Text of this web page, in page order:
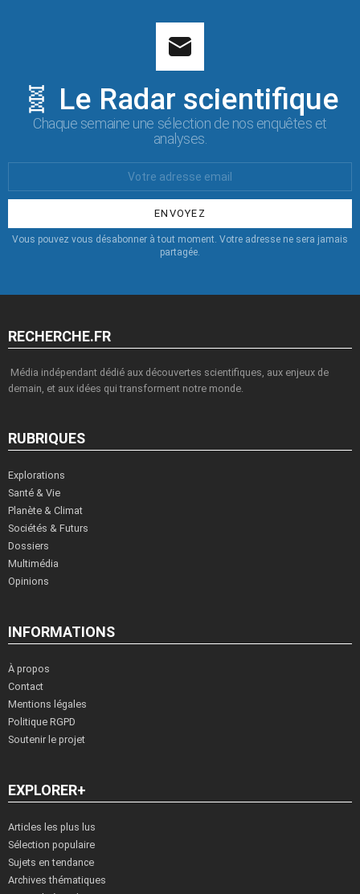
🧬 Le Radar scientifique
Chaque semaine une sélection de nos enquêtes et
analyses.
:
Vous pouvez vous désabonner à tout moment. Votre adresse ne sera jamais
partagée.
RECHERCHE.FR
Média indépendant dédié aux découvertes scientifiques, aux enjeux de
demain, et aux idées qui transforment notre monde.
RUBRIQUES
Explorations
Santé & Vie
Planète & Climat
Sociétés & Futurs
Dossiers
Multimédia
Opinions
INFORMATIONS
À propos
Contact
Mentions légales
Politique RGPD
Soutenir le projet
EXPLORER+
Articles les plus lus
Sélection populaire
Sujets en tendance
Archives thématiques